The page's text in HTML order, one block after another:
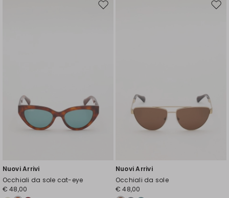
Sposta
Nuovi Arrivi
Occhiali da sole cat-eye
€ 48,00
Nuovi Arrivi
Occhiali da sole
€ 48,00